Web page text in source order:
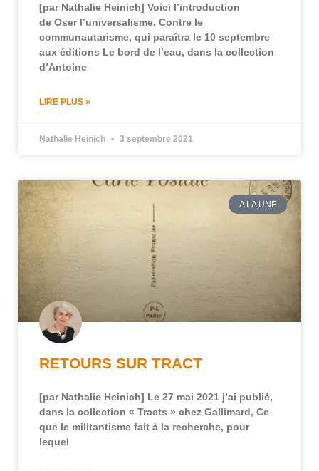
[par Nathalie Heinich] Voici l’introduction
de Oser l’universalisme. Contre le
communautarisme, qui paraîtra le 10 septembre
aux éditions Le bord de l’eau, dans la collection
d’Antoine
LIRE PLUS »
Nathalie Heinich 3 septembre 2021
A LA UNE
RETOURS SUR TRACT
[par Nathalie Heinich] Le 27 mai 2021 j’ai publié,
dans la collection « Tracts » chez Gallimard, Ce
que le militantisme fait à la recherche, pour
lequel